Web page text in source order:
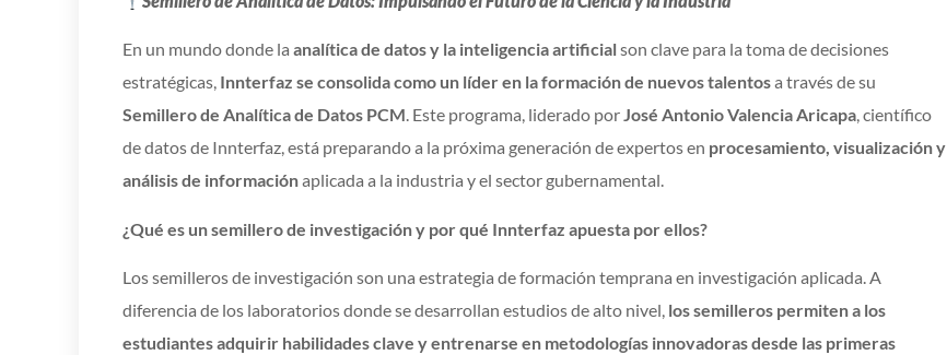
En un mundo donde la analítica de datos y la inteligencia artificialson clave para la toma de decisiones
estratégicas, Innterfaz se consolida como un líder en la formación de nuevos talentosa través de su
Semillero de Analítica de Datos PCM. Este programa, liderado porJosé Antonio Valencia Aricapa, científico
de datos de Innterfaz, está preparando a la próxima generación de expertos en procesamiento, visualización y
análisis de informaciónaplicada a la industria y el sector gubernamental.
¿Qué es un semillero de investigación y por qué Innterfaz apuesta por ellos?
Los semilleros de investigación son una estrategia de formación temprana en investigación aplicada. A
diferencia de los laboratorios donde se desarrollan estudios de alto nivel, los semilleros permiten a los
estudiantes adquirir habilidades clave y entrenarse en metodologías innovadoras desde las primeras